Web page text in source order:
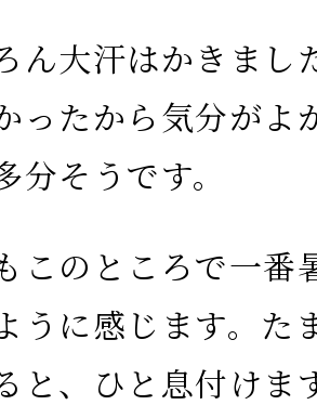
ん大汗はかきまし
ったから気分がよ
分そうです。
このところで一番
うに感じます。た
と、ひと息付けま